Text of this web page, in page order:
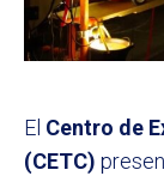
El Centro de
(CETC)